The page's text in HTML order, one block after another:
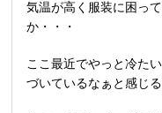
気温が高く服装に困っ
か・・・
ここ最近でやっと冷た
づいているなぁと感じ